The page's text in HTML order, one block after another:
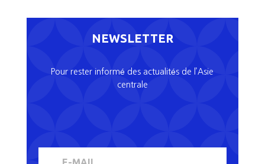
NEWSLETTER
Pour rester informé des actualités de l’Asie
centrale